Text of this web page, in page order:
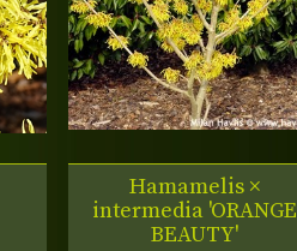
Hamamelis ×
intermedia 'ORANGE
BEAUTY'